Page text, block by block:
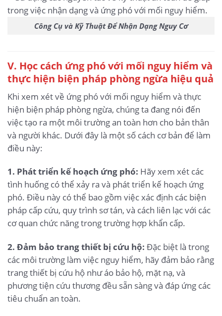
Công Cụ và Kỹ Thuật Để Nhận Dạng Nguy Cơ
V. Học cách ứng phó với mối nguy hiểm và
thực hiện biện pháp phòng ngừa hiệu quả
Khi xem xét về ứng phó với mối nguy hiểm và thực
hiện biện pháp phòng ngừa, chúng ta đang nói đến
việc tạo ra một môi trường an toàn hơn cho bản thân
và người khác. Dưới đây là một số cách cơ bản để làm
điều này:
1. Phát triển kế hoạch ứng phó: Hãy xem xét các
tình huống có thể xảy ra và phát triển kế hoạch ứng
phó. Điều này có thể bao gồm việc xác định các biện
pháp cấp cứu, quy trình sơ tán, và cách liên lạc với các
cơ quan chức năng trong trường hợp khẩn cấp.
2. Đảm bảo trang thiết bị cứu hộ: Đặc biệt là trong
các môi trường làm việc nguy hiểm, hãy đảm bảo rằng
trang thiết bị cứu hộ như áo bảo hộ, mặt nạ, và
phương tiện cứu thương đều sẵn sàng và đáp ứng các
tiêu chuẩn an toàn.